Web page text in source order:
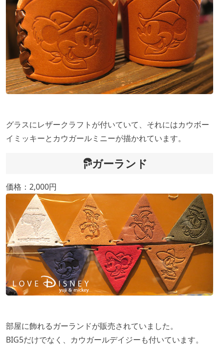
グラスにレザークラフトが付いていて、それにはカウボー
イミッキーとカウガールミニーが描かれています。
ガーランド
価格：2,000円
部屋に飾れるガーランドが販売されていました。
BIG5だけでなく、カウガールデイジーも付いています。